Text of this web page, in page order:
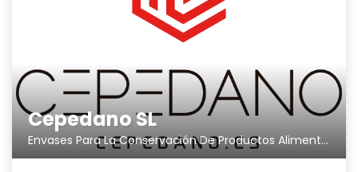
Cepedano SL
Envases Para La Conservación De Productos Alimenticios, etc.